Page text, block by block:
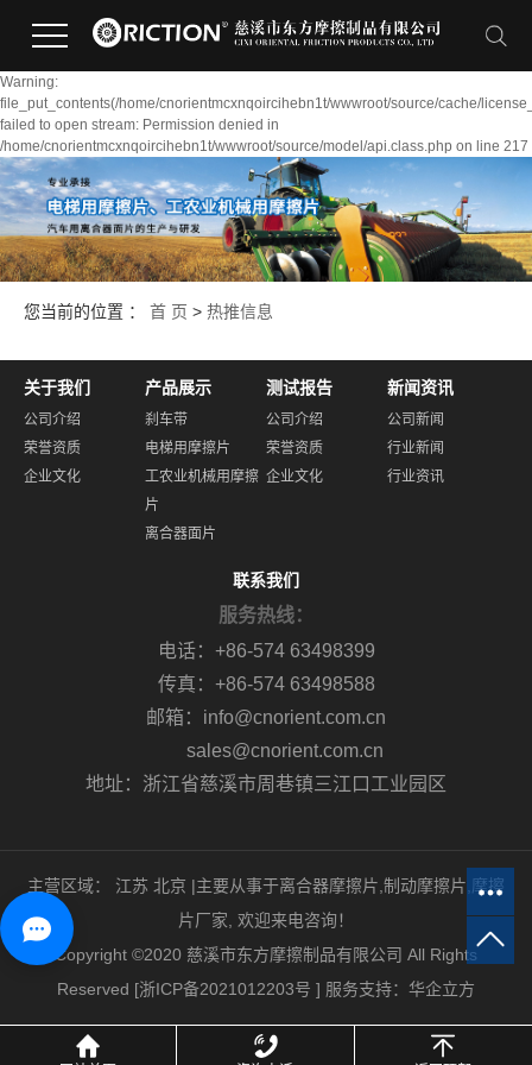
Warning:
file_put_contents(/home/cnorientmcxnqoircihebn1t/wwwroot/source/cache/
failed to open stream: Permission denied in
/home/cnorientmcxnqoircihebn1t/wwwroot/source/model/api.class.php on line 217
您当前的位置 ： 首 页 > 热推信息
关于我们
公司介绍
荣誉资质
企业文化
产品展示
刹车带
电梯用摩擦片
工农业机械用摩擦
片
离合器面片
测试报告
公司介绍
荣誉资质
企业文化
新闻资讯
公司新闻
行业新闻
行业资讯
联系我们
服务热线：
电话：+86-574 63498399
传真：+86-574 63498588
邮箱：info@cnorient.com.cn
sales@cnorient.com.cn
地址：浙江省慈溪市周巷镇三江口工业园区
主营区域： 江苏 北京 |主要从事于离合器摩擦片 制动摩擦片 摩擦
片厂家 , 欢迎来电咨询！
Copyright ©2020 慈溪市东方摩擦制品有限公司 All Rights
Reserved [浙ICP备2021012203号 ] 服务支持： 华企立方